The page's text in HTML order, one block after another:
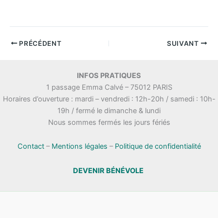
PRÉCÉDENT SUIVANT
INFOS PRATIQUES
1 passage Emma Calvé – 75012 PARIS
Horaires d’ouverture : mardi – vendredi : 12h-20h / samedi : 10h-
19h / fermé le dimanche & lundi
Nous sommes fermés les jours fériés
Contact– Mentions légales – Politique de confidentialité
DEVENIR BÉNÉVOLE